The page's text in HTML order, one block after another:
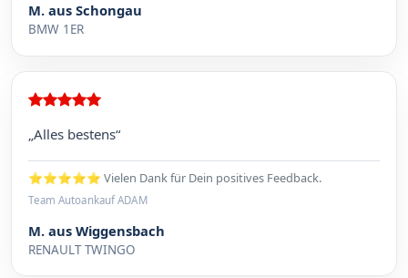
M. aus Schongau
BMW 1ER
„Alles bestens“
⭐⭐⭐⭐⭐ Vielen Dank für Dein positives Feedback.
Team Autoankauf ADAM
M. aus Wiggensbach
RENAULT TWINGO